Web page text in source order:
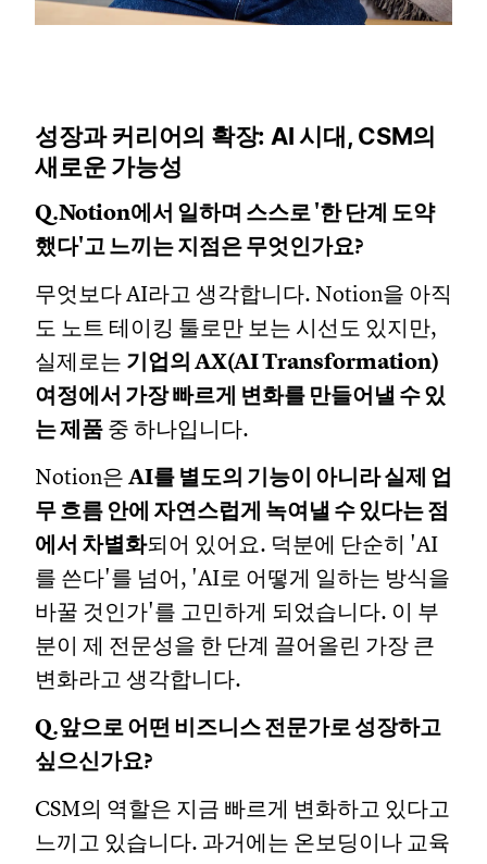
성장과 커리어의 확장: AI 시대, CSM의
새로운 가능성
Q.Notion에서 일하며 스스로 '한 단계 도약
했다'고 느끼는 지점은 무엇인가요?
무엇보다 AI라고 생각합니다. Notion을 아직
도 노트 테이킹 툴로만 보는 시선도 있지만,
실제로는 기업의 AX(AI Transformation)
여정에서 가장 빠르게 변화를 만들어낼 수 있
는 제품 중 하나입니다.
Notion은 AI를 별도의 기능이 아니라 실제 업
무 흐름 안에 자연스럽게 녹여낼 수 있다는 점
에서 차별화되어 있어요. 덕분에 단순히 'AI
를 쓴다'를 넘어, 'AI로 어떻게 일하는 방식을
바꿀 것인가'를 고민하게 되었습니다. 이 부
분이 제 전문성을 한 단계 끌어올린 가장 큰
변화라고 생각합니다.
Q.앞으로 어떤 비즈니스 전문가로 성장하고
싶으신가요?
CSM의 역할은 지금 빠르게 변화하고 있다고
느끼고 있습니다. 과거에는 온보딩이나 교육